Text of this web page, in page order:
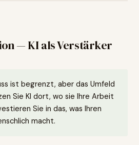
— KI als Verstärker
ist begrenzt, aber das Umfeld
Sie KI dort, wo sie Ihre Arbeit
Sie in das, was Ihren
macht.